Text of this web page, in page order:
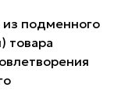
из подменного
товара